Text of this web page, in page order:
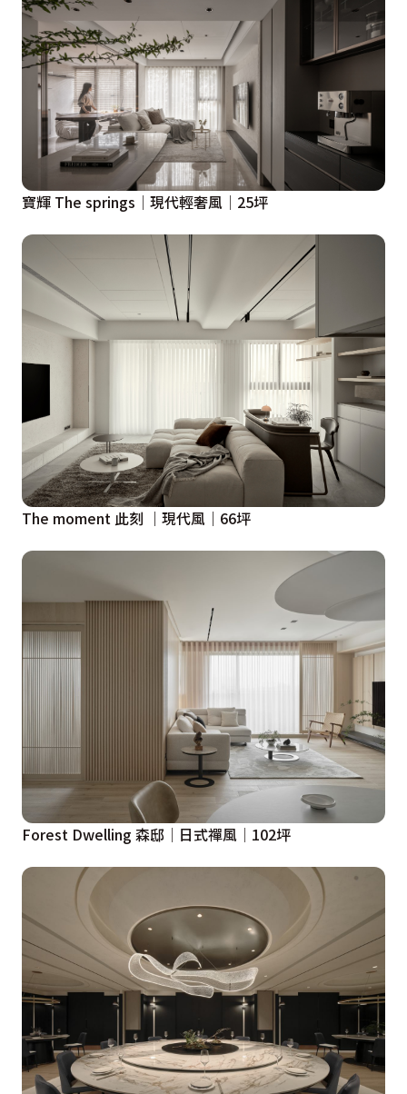
寶輝 The springs│現代輕奢風│25坪
The moment 此刻 ｜現代風｜66坪
Forest Dwelling 森邸│日式禪風│102坪